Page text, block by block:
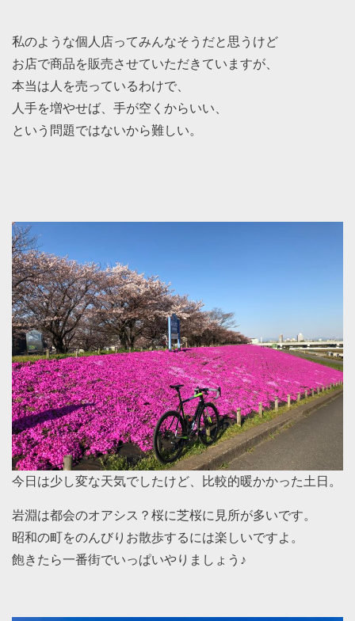
私のような個人店ってみんなそうだと思うけど
お店で商品を販売させていただきていますが、
本当は人を売っているわけで、
人手を増やせば、手が空くからいい、
という問題ではないから難しい。
今日は少し変な天気でしたけど、比較的暖かかった土日。
岩淵は都会のオアシス？桜に芝桜に見所が多いです。
昭和の町をのんびりお散歩するには楽しいですよ。
飽きたら一番街でいっぱいやりましょう♪